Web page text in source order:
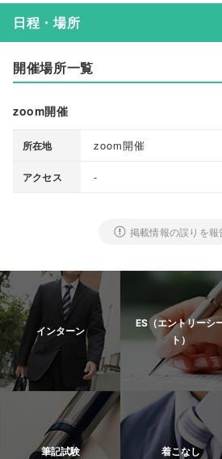
日程・場所
開催場所一覧
zoom開催
所在地 zoom開催
アクセス -
掲載情報の誤りを報
インターン
ES（エントリーシ
ト）
筆記試験 着こなし